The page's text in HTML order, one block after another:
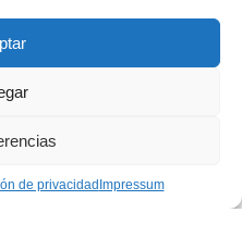
de privacidad Impressum
Juvenils,CG28,
,Deporte Salesiano
en la Fe
Parròquies,Plataformas
y Justicia Global
Tornem amb una
de la Inspectoria per